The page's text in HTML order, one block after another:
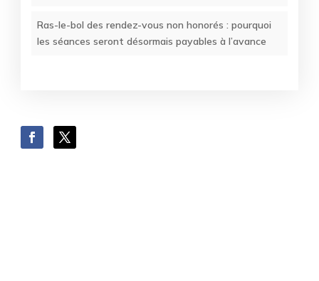
Ras-le-bol des rendez-vous non honorés : pourquoi
les séances seront désormais payables à l’avance